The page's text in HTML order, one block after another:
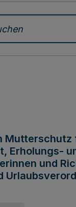
Mutterschutz
Erholungs-
und